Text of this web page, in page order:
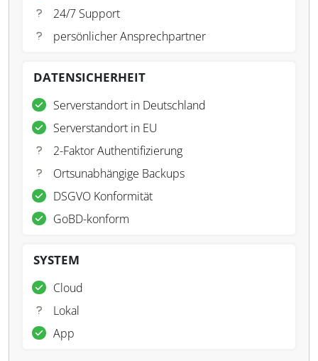
24/7 Support
persönlicher Ansprechpartner
DATENSICHERHEIT
Serverstandort in Deutschland
Serverstandort in EU
2-Faktor Authentifizierung
Ortsunabhängige Backups
DSGVO Konformität
GoBD-konform
SYSTEM
Cloud
Lokal
App